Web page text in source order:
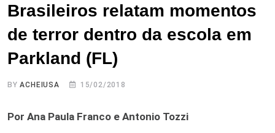
Brasileiros relatam momentos
de terror dentro da escola em
Parkland (FL)
BYACHEIUSA 15/02/2018
Por Ana Paula Franco e Antonio Tozzi